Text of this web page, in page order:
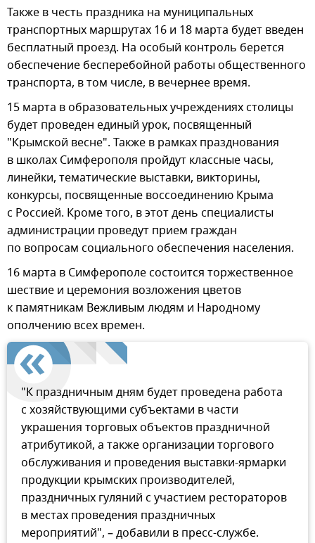
Также в честь праздника на муниципальных
транспортных маршрутах 16 и 18 марта будет введен
бесплатный проезд. На особый контроль берется
обеспечение бесперебойной работы общественного
транспорта, в том числе, в вечернее время.
15 марта в образовательных учреждениях столицы
будет проведен единый урок, посвященный
"Крымской весне". Также в рамках празднования
в школах Симферополя пройдут классные часы,
линейки, тематические выставки, викторины,
конкурсы, посвященные воссоединению Крыма
с Россией. Кроме того, в этот день специалисты
администрации проведут прием граждан
по вопросам социального обеспечения населения.
16 марта в Симферополе состоится торжественное
шествие и церемония возложения цветов
к памятникам Вежливым людям и Народному
ополчению всех времен.
"К праздничным дням будет проведена работа
с хозяйствующими субъектами в части
украшения торговых объектов праздничной
атрибутикой, а также организации торгового
обслуживания и проведения выставки-ярмарки
продукции крымских производителей,
праздничных гуляний с участием рестораторов
в местах проведения праздничных
мероприятий", – добавили в пресс-службе.